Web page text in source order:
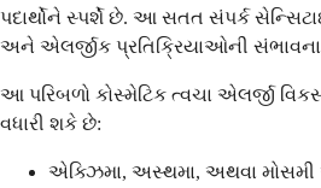
પદાર્થોને સ્પર્શે છે. આ સતત સંપર્ક
અને એલર્જીક પ્રતિક્રિયાઓની સંભાવના
આ પરિબળો કોસ્મેટિક ત્વચા એલર્જી
વધારી શકે છે:
એક્ઝિમા, અસ્થમા, અથવા મોસમી